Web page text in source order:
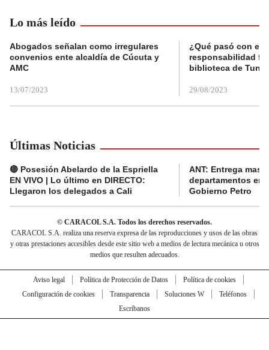
Lo más leído
Abogados señalan como irregulares
convenios ente alcaldía de Cúcuta y
AMC
13/07/2023
¿Qué pasó con el
responsabilidad
biblioteca de
29/08/2023
Últimas Noticias
🔴 Posesión Abelardo de la Espriella
EN VIVO | Lo último en DIRECTO:
Llegaron los delegados a Cali
ANT: Entrega
departamentos en
Gobierno Petro
© CARACOL S.A. Todos los derechos reservados.
CARACOL S.A. realiza una reserva expresa de las reproducciones y usos de las obras
y otras prestaciones accesibles desde este sitio web a medios de lectura mecánica u otros
medios que resulten adecuados.
Aviso legal Política de Protección de Datos
Política de cookies
Configuración de cookies
Transparencia Soluciones W
Teléfonos
Escríbanos